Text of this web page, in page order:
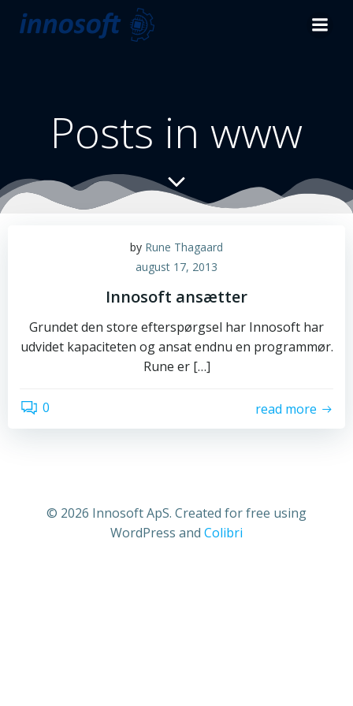
Posts in www
by Rune Thagaard
august 17, 2013
Innosoft ansætter
Grundet den store efterspørgsel har Innosoft har
udvidet kapaciteten og ansat endnu en programmør.
Rune er […]
0 read more
© 2026 Innosoft ApS. Created for free using
WordPress and Colibri